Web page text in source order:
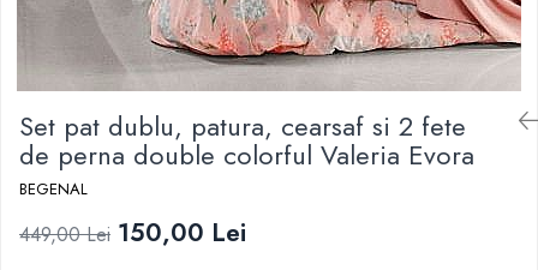
Set pat dublu, patura, cearsaf si 2 fete
de perna double colorful Valeria Evora
BEGENAL
449,00 Lei 150,00 Lei